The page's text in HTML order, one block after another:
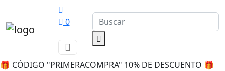
0
🎁 CÓDIGO "PRIMERACOMPRA" 10% DE DESCUENTO 🎁